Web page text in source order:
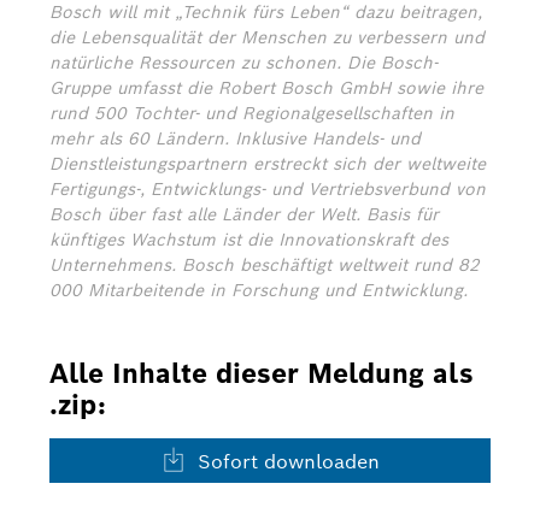
Bosch will mit „Technik fürs Leben“ dazu beitragen,
die Lebensqualität der Menschen zu verbessern und
natürliche Ressourcen zu schonen. Die Bosch-
Gruppe umfasst die Robert Bosch GmbH sowie ihre
rund 500 Tochter- und Regionalgesellschaften in
mehr als 60 Ländern. Inklusive Handels- und
Dienstleistungspartnern erstreckt sich der weltweite
Fertigungs-, Entwicklungs- und Vertriebsverbund von
Bosch über fast alle Länder der Welt. Basis für
künftiges Wachstum ist die Innovationskraft des
Unternehmens. Bosch beschäftigt weltweit rund 82
000 Mitarbeitende in Forschung und Entwicklung.
Alle Inhalte dieser Meldung als
.zip:
Sofort downloaden